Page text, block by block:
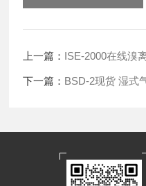
上一篇： ISE-2000在线溴
下一篇： BSD-2现货 湿式